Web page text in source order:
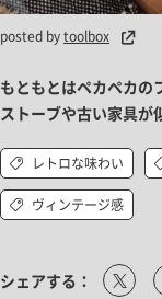
posted bytoolbox
もともとはペカペカの
ストーブや古い家具が
レトロな味わい
ヴィンテージ感
シェアする：